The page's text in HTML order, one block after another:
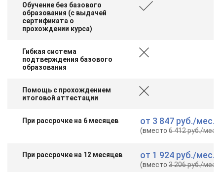
Обучение без базового
образования (с выдачей
сертификата о
прохождении курса)
Гибкая система
подтверждения базового
образования
Помощь с прохождением
итоговой аттестации
При рассрочке на 6 месяцев от 3 847 руб./мес.
(вместо6 412 руб./мес.
При рассрочке на 12 месяцев от 1 924 руб./мес.
(вместо3 206 руб./мес.